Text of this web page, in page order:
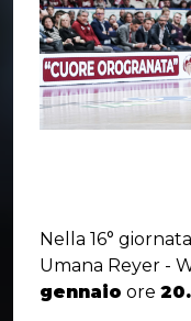
Nella 16°
Umana Reyer -
gennaio ore